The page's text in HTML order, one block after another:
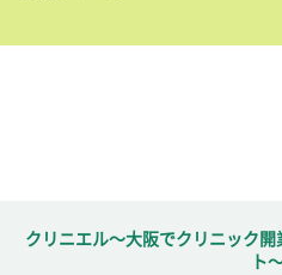
クリニエル～大阪でクリニック
ト